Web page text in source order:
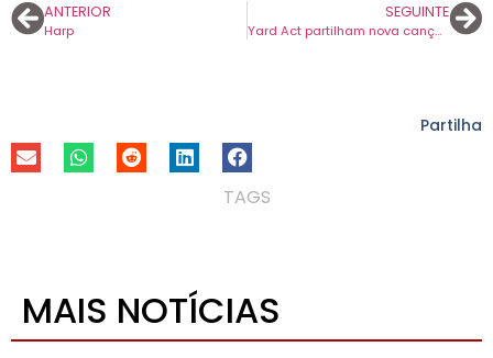
ANTERIOR
Harp
SEGUINTE
Yard Act partilham nova canção “Petroleum”
Partilha
TAGS
MAIS NOTÍCIAS